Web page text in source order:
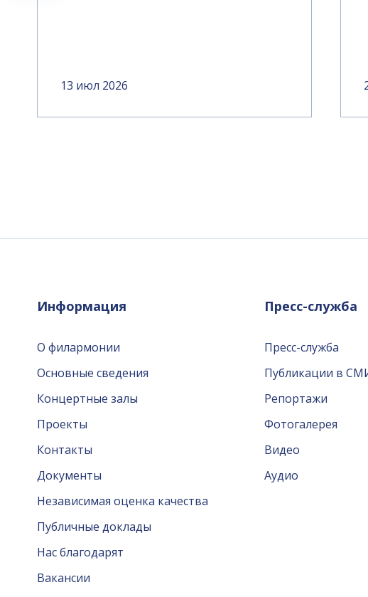
13 июл 2026
Информация
О филармонии
Основные сведения
Концертные залы
Проекты
Контакты
Документы
Независимая оценка качества
Публичные доклады
Нас благодарят
Вакансии
Пресс-служба
Пресс-служба
Публикации в
Репортажи
Фотогалерея
Видео
Аудио